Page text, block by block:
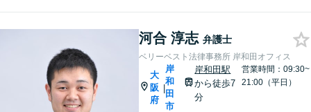
河合 淳志 弁護士
ベリーベスト法律事務所 岸和田オフィス
大
阪
府
|
岸
和
田
市
岸和田駅
から徒歩7
分
営業時間：09:30~
21:00（平日）